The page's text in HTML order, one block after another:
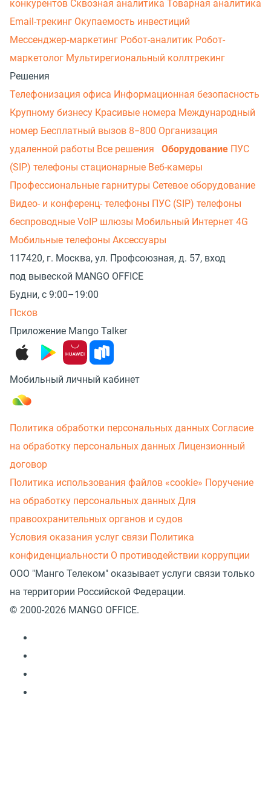
конкурентов Сквозная аналитика Товарная аналитика
Email-трекинг Окупаемость инвестиций
Мессенджер‑маркетинг Робот-аналитик Робот-
маркетолог Мультирегиональный коллтрекинг
Решения
Телефонизация офиса Информационная безопасность
Крупному бизнесу Красивые номера Международный
номер Бесплатный вызов 8−800 Организация
удаленной работы Все решения Оборудование ПУС
(SIP) телефоны стационарные Веб-камеры
Профессиональные гарнитуры Сетевое оборудование
Видео- и конференц- телефоны ПУС (SIP) телефоны
беспроводные VoIP шлюзы Мобильный Интернет 4G
Мобильные телефоны Аксессуары
117420, г. Москва, ул. Профсоюзная, д. 57, вход
под вывеской MANGO OFFICE
Будни, с 9:00–19:00
Псков
Приложение Mango Talker
Мобильный личный кабинет
Политика обработки персональных данных Согласие
на обработку персональных данных Лицензионный
договор
Политика использования файлов «cookie» Поручение
на обработку персональных данных Для
правоохранительных органов и судов
Условия оказания услуг связи Политика
конфиденциальности О противодействии коррупции
ООО "Манго Телеком" оказывает услуги связи только
на территории Российской Федерации.
© 2000-2026 MANGO OFFICE.